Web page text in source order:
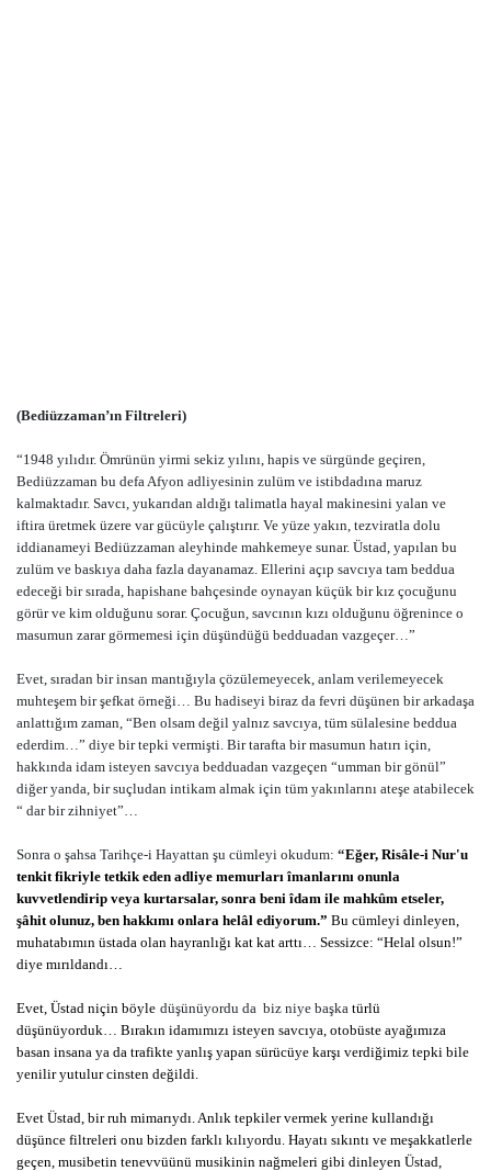
(Bediüzzaman’ın Filtreleri)
“1948 yılıdır. Ömrünün yirmi sekiz yılını, hapis ve sürgünde geçiren,
Bediüzzaman bu defa Afyon adliyesinin zulüm ve istibdadına maruz
kalmaktadır. Savcı, yukarıdan aldığı talimatla hayal makinesini yalan ve
iftira üretmek üzere var gücüyle çalıştırır. Ve yüze yakın, tezviratla dolu
iddianameyi Bediüzzaman aleyhinde mahkemeye sunar. Üstad, yapılan bu
zulüm ve baskıya daha fazla dayanamaz. Ellerini açıp savcıya tam beddua
edeceği bir sırada, hapishane bahçesinde oynayan küçük bir kız çocuğunu
görür ve kim olduğunu sorar. Çocuğun, savcının kızı olduğunu öğrenince o
masumun zarar görmemesi için düşündüğü bedduadan vazgeçer…”
Evet, sıradan bir insan mantığıyla çözülemeyecek, anlam verilemeyecek
muhteşem bir şefkat örneği… Bu hadiseyi biraz da fevri düşünen bir arkadaşa
anlattığım zaman, “Ben olsam değil yalnız savcıya, tüm sülalesine beddua
ederdim…” diye bir tepki vermişti. Bir tarafta bir masumun hatırı için,
hakkında idam isteyen savcıya bedduadan vazgeçen “umman bir gönül”
diğer yanda, bir suçludan intikam almak için tüm yakınlarını ateşe atabilecek
“ dar bir zihniyet”…
Sonra o şahsa Tarihçe-i Hayattan şu cümleyi okudum: “Eğer, Risâle-i Nur'u
tenkit fikriyle tetkik eden adliye memurları îmanlarını onunla
kuvvetlendirip veya kurtarsalar, sonra beni îdam ile mahkûm etseler,
şâhit olunuz, ben hakkımı onlara helâl ediyorum.” Bu cümleyi dinleyen,
muhatabımın üstada olan hayranlığı kat kat arttı… Sessizce: “Helal olsun!”
diye mırıldandı…
Evet, Üstad niçin böyle düşünüyordu da biz niye başka türlü
düşünüyorduk… Bırakın idamımızı isteyen savcıya, otobüste ayağımıza
basan insana ya da trafikte yanlış yapan sürücüye karşı verdiğimiz tepki bile
yenilir yutulur cinsten değildi.
Evet Üstad, bir ruh mimarıydı. Anlık tepkiler vermek yerine kullandığı
düşünce filtreleri onu bizden farklı kılıyordu. Hayatı sıkıntı ve meşakkatlerle
geçen, musibetin tenevvüünü musikinin nağmeleri gibi dinleyen Üstad,